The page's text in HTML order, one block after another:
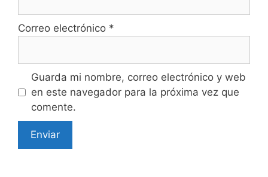
Correo electrónico *
Guarda mi nombre, correo electrónico y web
en este navegador para la próxima vez que
comente.